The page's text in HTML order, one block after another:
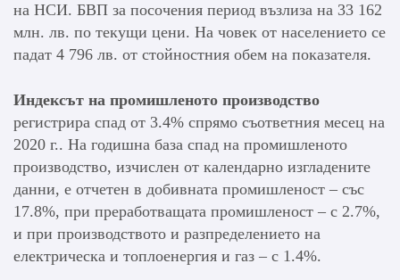
на НСИ. БВП за посочения период възлиза на 33 162
млн. лв. по текущи цени. На човек от населението се
падат 4 796 лв. от стойностния обем на показателя.
Индексът на промишленото производство
регистрира спад от 3.4% спрямо съответния месец на
2020 г.. На годишна база спад на промишленото
производство, изчислен от календарно изгладените
данни, е отчетен в добивната промишленост – със
17.8%, при преработващата промишленост – с 2.7%,
и при производството и разпределението на
електрическа и топлоенергия и газ – с 1.4%.